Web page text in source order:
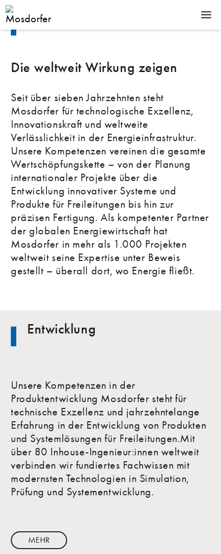
KARRIERE
Downloads
News
Kontakt
De
En
Kompetenzen
Die weltweit Wirkung zeigen
Seit über sieben Jahrzehnten steht
Mosdorfer für technologische Exzellenz,
Innovationskraft und weltweite
Verlässlichkeit in der Energieinfrastruktur.
Unsere Kompetenzen vereinen die gesamte
Wertschöpfungskette – von der Planung
internationaler Projekte über die
Entwicklung innovativer Systeme und
Produkte für Freileitungen bis hin zur
präzisen Fertigung. Als kompetenter Partner
der globalen Energiewirtschaft hat
Mosdorfer in mehr als 1.000 Projekten
weltweit seine Expertise unter Beweis
gestellt – überall dort, wo Energie fließt.
Entwicklung
Unsere Kompetenzen in der
Produktentwicklung Mosdorfer steht für
technische Exzellenz und jahrzehntelange
Erfahrung in der Entwicklung von Produkten
und Systemlösungen für Freileitungen.Mit
über 80 Inhouse-Ingenieur:innen weltweit
verbinden wir fundiertes Fachwissen mit
modernsten Technologien in Simulation,
Prüfung und Systementwicklung.
MEHR